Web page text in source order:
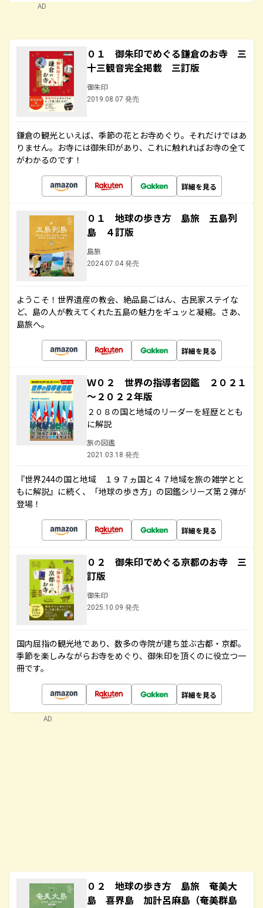
AD
０１ 御朱印でめぐる鎌倉のお寺 三
十三観音完全掲載 三訂版
御朱印
2019.08.07 発売
鎌倉の観光といえば、季節の花とお寺めぐり。それだけではあ
りません。お寺には御朱印があり、これに触れればお寺の全て
がわかるのです！
詳細を見る
０１ 地球の歩き方 島旅 五島列
島 ４訂版
島旅
2024.07.04 発売
ようこそ！世界遺産の教会、絶品島ごはん、古民家ステイな
ど、島の人が教えてくれた五島の魅力をギュッと凝縮。さあ、
島旅へ。
詳細を見る
Ｗ０２ 世界の指導者図鑑 ２０２１
～２０２２年版
２０８の国と地域のリーダーを経歴ととも
に解説
旅の図鑑
2021.03.18 発売
『世界244の国と地域 １９７ヵ国と４７地域を旅の雑学とと
もに解説』に続く、「地球の歩き方」の図鑑シリーズ第２弾が
登場！
詳細を見る
０２ 御朱印でめぐる京都のお寺 三
訂版
御朱印
2025.10.09 発売
国内屈指の観光地であり、数多の寺院が建ち並ぶ古都・京都。
季節を楽しみながらお寺をめぐり、御朱印を頂くのに役立つ一
冊です。
詳細を見る
０２ 地球の歩き方 島旅 奄美大
島 喜界島 加計呂麻島（奄美群島
AD